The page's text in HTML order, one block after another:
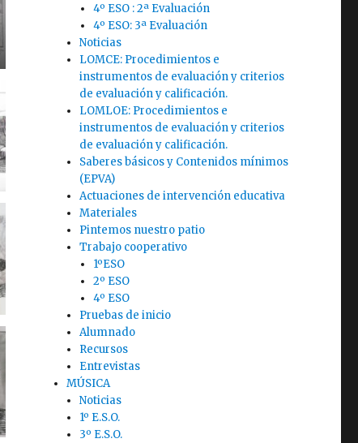
4º ESO : 2ª Evaluación
4º ESO: 3ª Evaluación
Noticias
LOMCE: Procedimientos e
instrumentos de evaluación y criterios
de evaluación y calificación.
LOMLOE: Procedimientos e
instrumentos de evaluación y criterios
de evaluación y calificación.
Saberes básicos y Contenidos mínimos
(EPVA)
Actuaciones de intervención educativa
Materiales
Pintemos nuestro patio
Trabajo cooperativo
1ºESO
2º ESO
4º ESO
Pruebas de inicio
Alumnado
Recursos
Entrevistas
MÚSICA
Noticias
1º E.S.O.
3º E.S.O.